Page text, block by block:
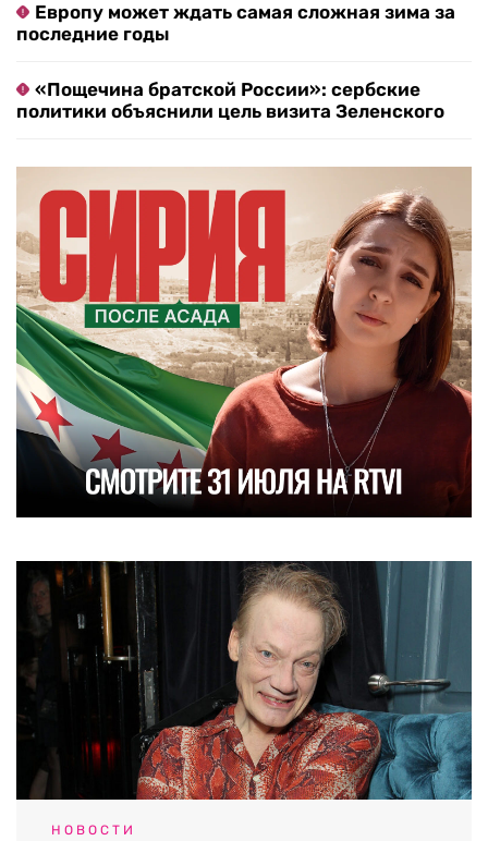
Европу может ждать самая сложная зима за
последние годы
«Пощечина братской России»: сербские
политики объяснили цель визита Зеленского
НОВОСТИ